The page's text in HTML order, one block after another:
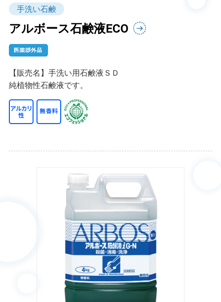
手洗い石鹸
アルボース石鹸液ECO
【販売名】手洗い用石鹸液ＳＤ
純植物性石鹸液です。